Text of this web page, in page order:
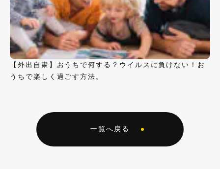
【外出自粛】おうちで何する？ウイルスに負けない！お
うちで楽しく過ごす方法。
一覧へ戻る